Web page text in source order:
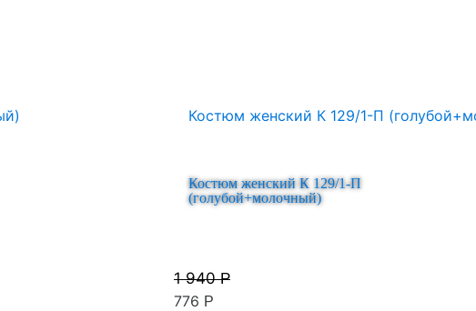
Костюм женский К 129/1-П
(голубой+молочный)
1 940Р
776 Р